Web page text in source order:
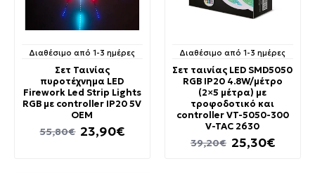
Διαθέσιμο από 1-3 ημέρες
Σετ Ταινίας
πυροτέχνημα LED
Firework Led Strip Lights
RGB με controller IP20 5V
OEM
23,90€
55,80€
Διαθέσιμο από 1-3 ημέρες
Σετ ταινίας LED SMD5050
RGB IP20 4.8W/μέτρο
(2×5 μέτρα) με
τροφοδοτικό και
controller VT-5050-300
V-TAC 2630
25,30€
39,20€